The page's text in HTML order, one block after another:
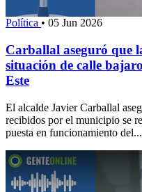
Política • 05 Jun 2026
Carballal aseguró que
situación de calle
Este
El alcalde Javier Carballal
recibidos por el municipio se
puesta en funcionamiento del...